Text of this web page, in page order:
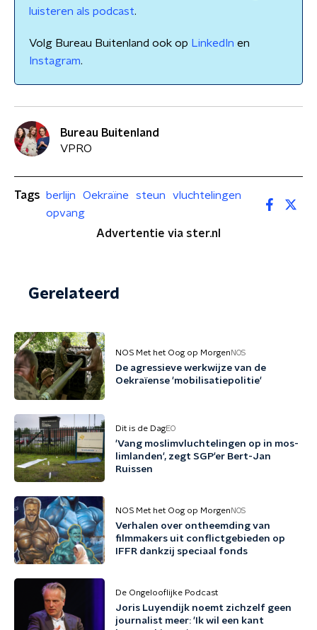
luisteren als podcast.
Volg Bureau Buitenland ook op LinkedIn en
Instagram.
Bureau Buitenland
VPRO
Tags berlijn Oekraïne steun
vluchtelingen
opvang
Advertentie via ster.nl
Gerelateerd
NOS Met het Oog op Morgen NOS
De agressieve werkwijze van de
Oekraïense 'mobilisatiepolitie'
Dit is de DagEO
'Vang mos­lim­vluch­te­lin­gen op in mos­
lim­lan­den', zegt SGP'er Bert-Jan
Ruissen
NOS Met het Oog op Morgen NOS
Verhalen over ontheemding van
filmmakers uit conflictgebieden op
IFFR dankzij speciaal fonds
De Ongelooflijke Podcast
Joris Luyendijk noemt zichzelf geen
journalist meer: 'Ik wil een kant